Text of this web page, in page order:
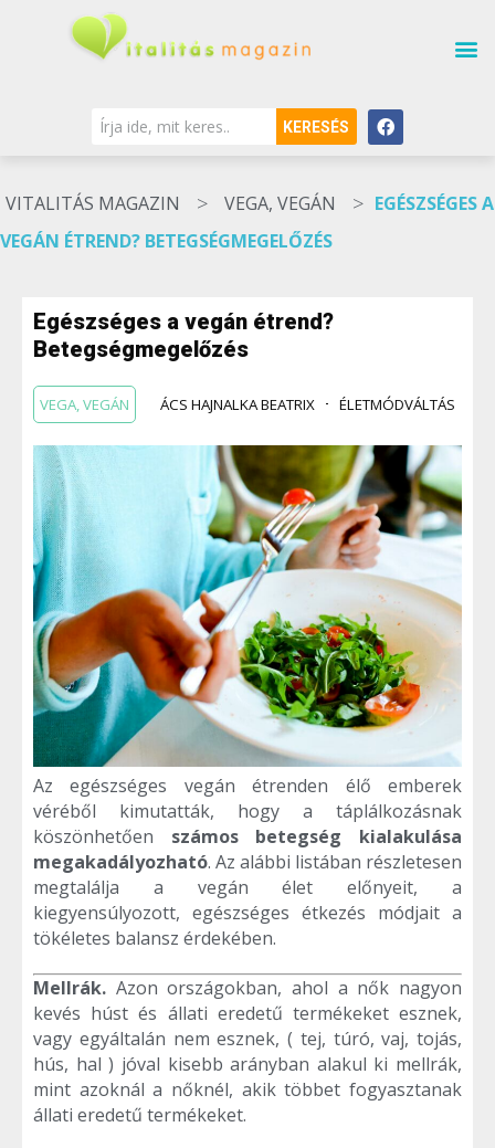
KERESÉS
VITALITÁS MAGAZIN > VEGA, VEGÁN > EGÉSZSÉGES A
VEGÁN ÉTREND? BETEGSÉGMEGELŐZÉS
Egészséges a vegán étrend?
Betegségmegelőzés
VEGA, VEGÁN ÁCS HAJNALKA BEATRIX ÉLETMÓDVÁLTÁS
Az egészséges vegán étrenden élő emberek
véréből kimutatták, hogy a táplálkozásnak
köszönhetően számos betegség kialakulása
megakadályozható. Az alábbi listában részletesen
megtalálja a vegán élet előnyeit, a
kiegyensúlyozott, egészséges étkezés módjait a
tökéletes balansz érdekében.
Mellrák. Azon országokban, ahol a nők nagyon
kevés húst és állati eredetű termékeket esznek,
vagy egyáltalán nem esznek, ( tej, túró, vaj, tojás,
hús, hal ) jóval kisebb arányban alakul ki mellrák,
mint azoknál a nőknél, akik többet fogyasztanak
állati eredetű termékeket.